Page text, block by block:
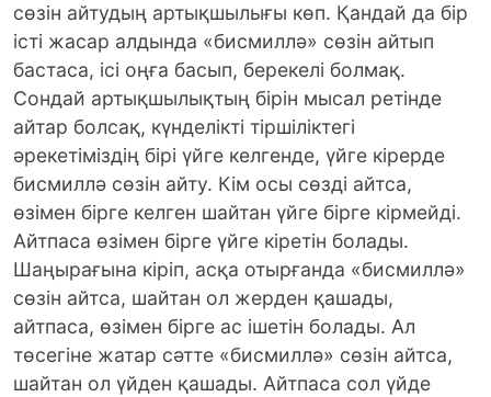
сөзін айтудың артықшылығы көп. Қандай да бір
істі жасар алдында «бисмиллә» сөзін айтып
бастаса, ісі оңға басып, берекелі болмақ.
Сондай артықшылықтың бірін мысал ретінде
айтар болсақ, күнделікті тіршіліктегі
әрекетіміздің бірі үйге келгенде, үйге кірерде
бисмиллә сөзін айту. Кім осы сөзді айтса,
өзімен бірге келген шайтан үйге бірге кірмейді.
Айтпаса өзімен бірге үйге кіретін болады.
Шаңырағына кіріп, асқа отырғанда «бисмиллә»
сөзін айтса, шайтан ол жерден қашады,
айтпаса, өзімен бірге ас ішетін болады. Ал
төсегіне жатар сәтте «бисмиллә» сөзін айтса,
шайтан ол үйден қашады. Айтпаса сол үйде